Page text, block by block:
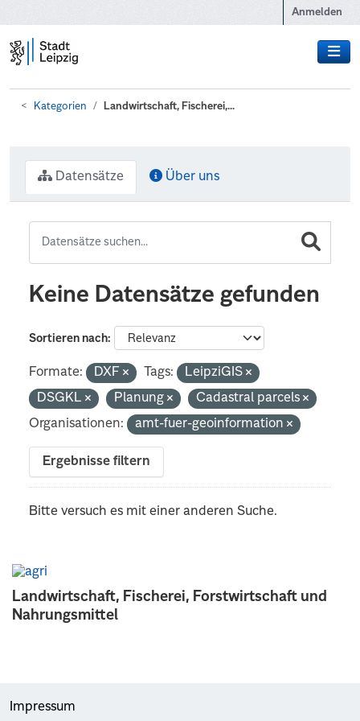
Anmelden
Kategorien Landwirtschaft, Fischerei,...
Landwirtschaft, Fischerei, Forstwirtschaft und
Nahrungsmittel
Datensätze Über uns
Keine Datensätze gefunden
Sortieren nach
Formate: DXF Tags:
LeipziGIS
DSGKL
Planung
Cadastral parcels
Organisationen:
amt-fuer-geoinformation
Ergebnisse filtern
Bitte versuch es mit einer anderen Suche.
Impressum